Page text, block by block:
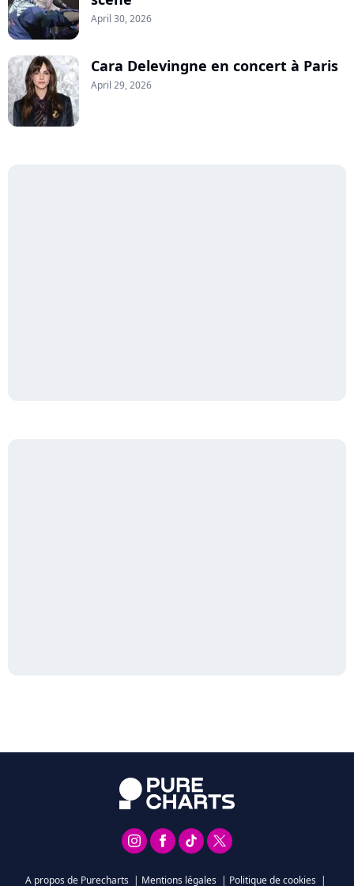
April 30, 2026
Cara Delevingne en concert à Paris
April 29, 2026
A propos de Purecharts | Mentions légales | Politique de cookies |